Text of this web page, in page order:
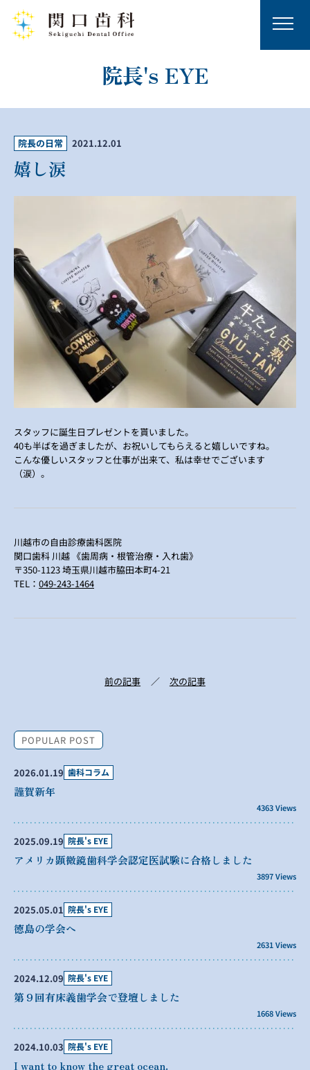
院長's EYE
院長の日常 2021.12.01
嬉し涙
スタッフに誕生日プレゼントを貰いました。
40も半ばを過ぎましたが、お祝いしてもらえると嬉しいですね。
こんな優しいスタッフと仕事が出来て、私は幸せでございます
（涙）。
川越市の自由診療歯科医院
関口歯科 川越 《歯周病・根管治療・入れ歯》
〒350-1123 埼玉県川越市脇田本町4-21
TEL： 049-243-1464
前の記事 次の記事
POPULAR POST
2026.01.19 歯科コラム
謹賀新年
4363 Views
2025.09.19 院長's EYE
アメリカ顕微鏡歯科学会認定医試験に合格しました
3897 Views
2025.05.01 院長's EYE
徳島の学会へ
2631 Views
2024.12.09 院長's EYE
第９回有床義歯学会で登壇しました
1668 Views
2024.10.03 院長's EYE
I want to know the great ocean.